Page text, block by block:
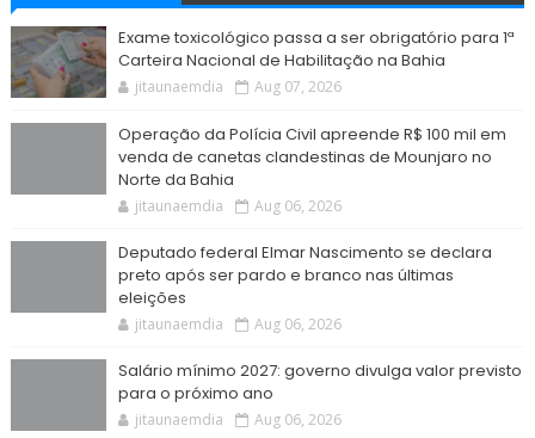
Exame toxicológico passa a ser obrigatório para 1ª
Carteira Nacional de Habilitação na Bahia
jitaunaemdia Aug 07, 2026
Operação da Polícia Civil apreende R$ 100 mil em
venda de canetas clandestinas de Mounjaro no
Norte da Bahia
jitaunaemdia Aug 06, 2026
Deputado federal Elmar Nascimento se declara
preto após ser pardo e branco nas últimas
eleições
jitaunaemdia Aug 06, 2026
Salário mínimo 2027: governo divulga valor previsto
para o próximo ano
jitaunaemdia Aug 06, 2026